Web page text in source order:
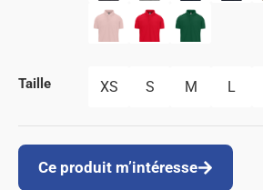
Taille XS S M L
Ce produit m’intéresse